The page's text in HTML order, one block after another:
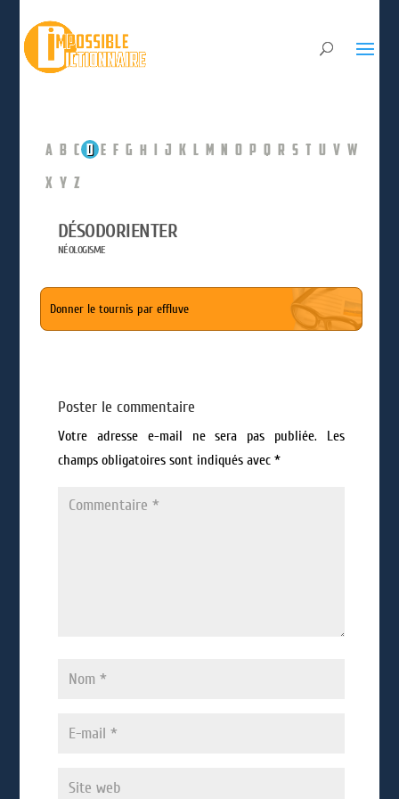
A B C D E F G H I J K L M N O P Q R S T U V W
X Y Z
DÉSODORIENTER
NÉOLOGISME
Donner le tournis par effluve
Poster le commentaire
Votre adresse e-mail ne sera pas publiée.
Les
champs obligatoires sont indiqués avec *